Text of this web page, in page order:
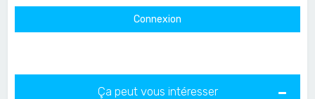
Ça peut vous intéresser